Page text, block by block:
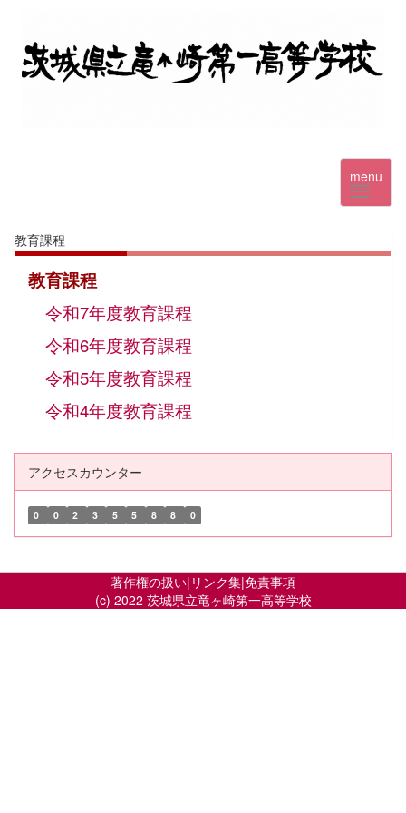
menu
教育課程
教育課程
令和7年度教育課程
令和6年度教育課程
令和5年度教育課程
令和4年度教育課程
アクセスカウンター
0 0 2 3 5 5 8 8 0
著作権の扱い| リンク集|免責事項
(c) 2022 茨城県立竜ヶ崎第一高等学校